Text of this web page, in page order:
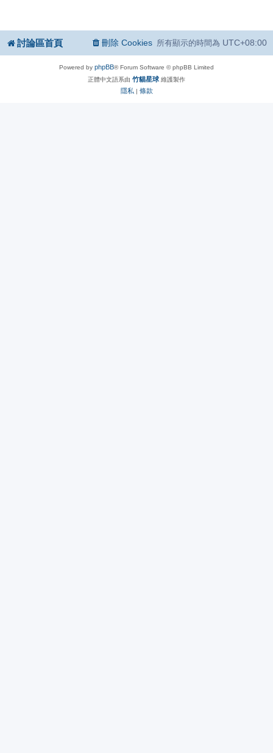
討論區首頁 所有顯示的時間為 UTC+08:00
刪除 Cookies
Powered by phpBB® Forum Software © phpBB Limited
正體中文語系由 竹貓星球 維護製作
隱私 | 條款